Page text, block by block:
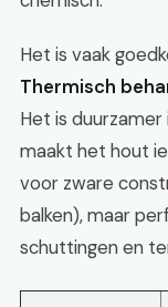
Het is vaak
Thermisch
Het is
maakt het hout
voor zware
balken), maar
schuttingen en